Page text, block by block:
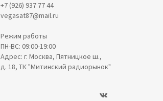
+7 (926) 937 77 44
vegasat87@mail.ru
Режим работы
ПН-ВС: 09:00-19:00
Адрес: г. Москва, Пятницкое ш.,
д. 18, ТК "Митинский радиорынок"